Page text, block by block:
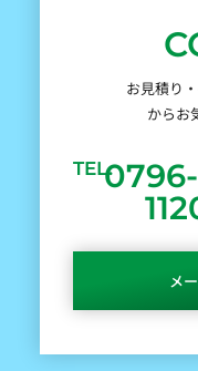
お見積り
からお
TEL.
メ